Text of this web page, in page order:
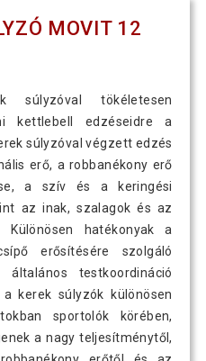
MOVIT 12
tökéletesen
kettlebell edzéseidre a
súlyzóval végzett edzés
erő, a robbanékony erő
a szív és a keringési
az inak, szalagok és az
Különösen hatékonyak a
erősítésére szolgáló
testkoordináció
kerek súlyzók különösen
sportolók körében,
a nagy teljesítménytől,